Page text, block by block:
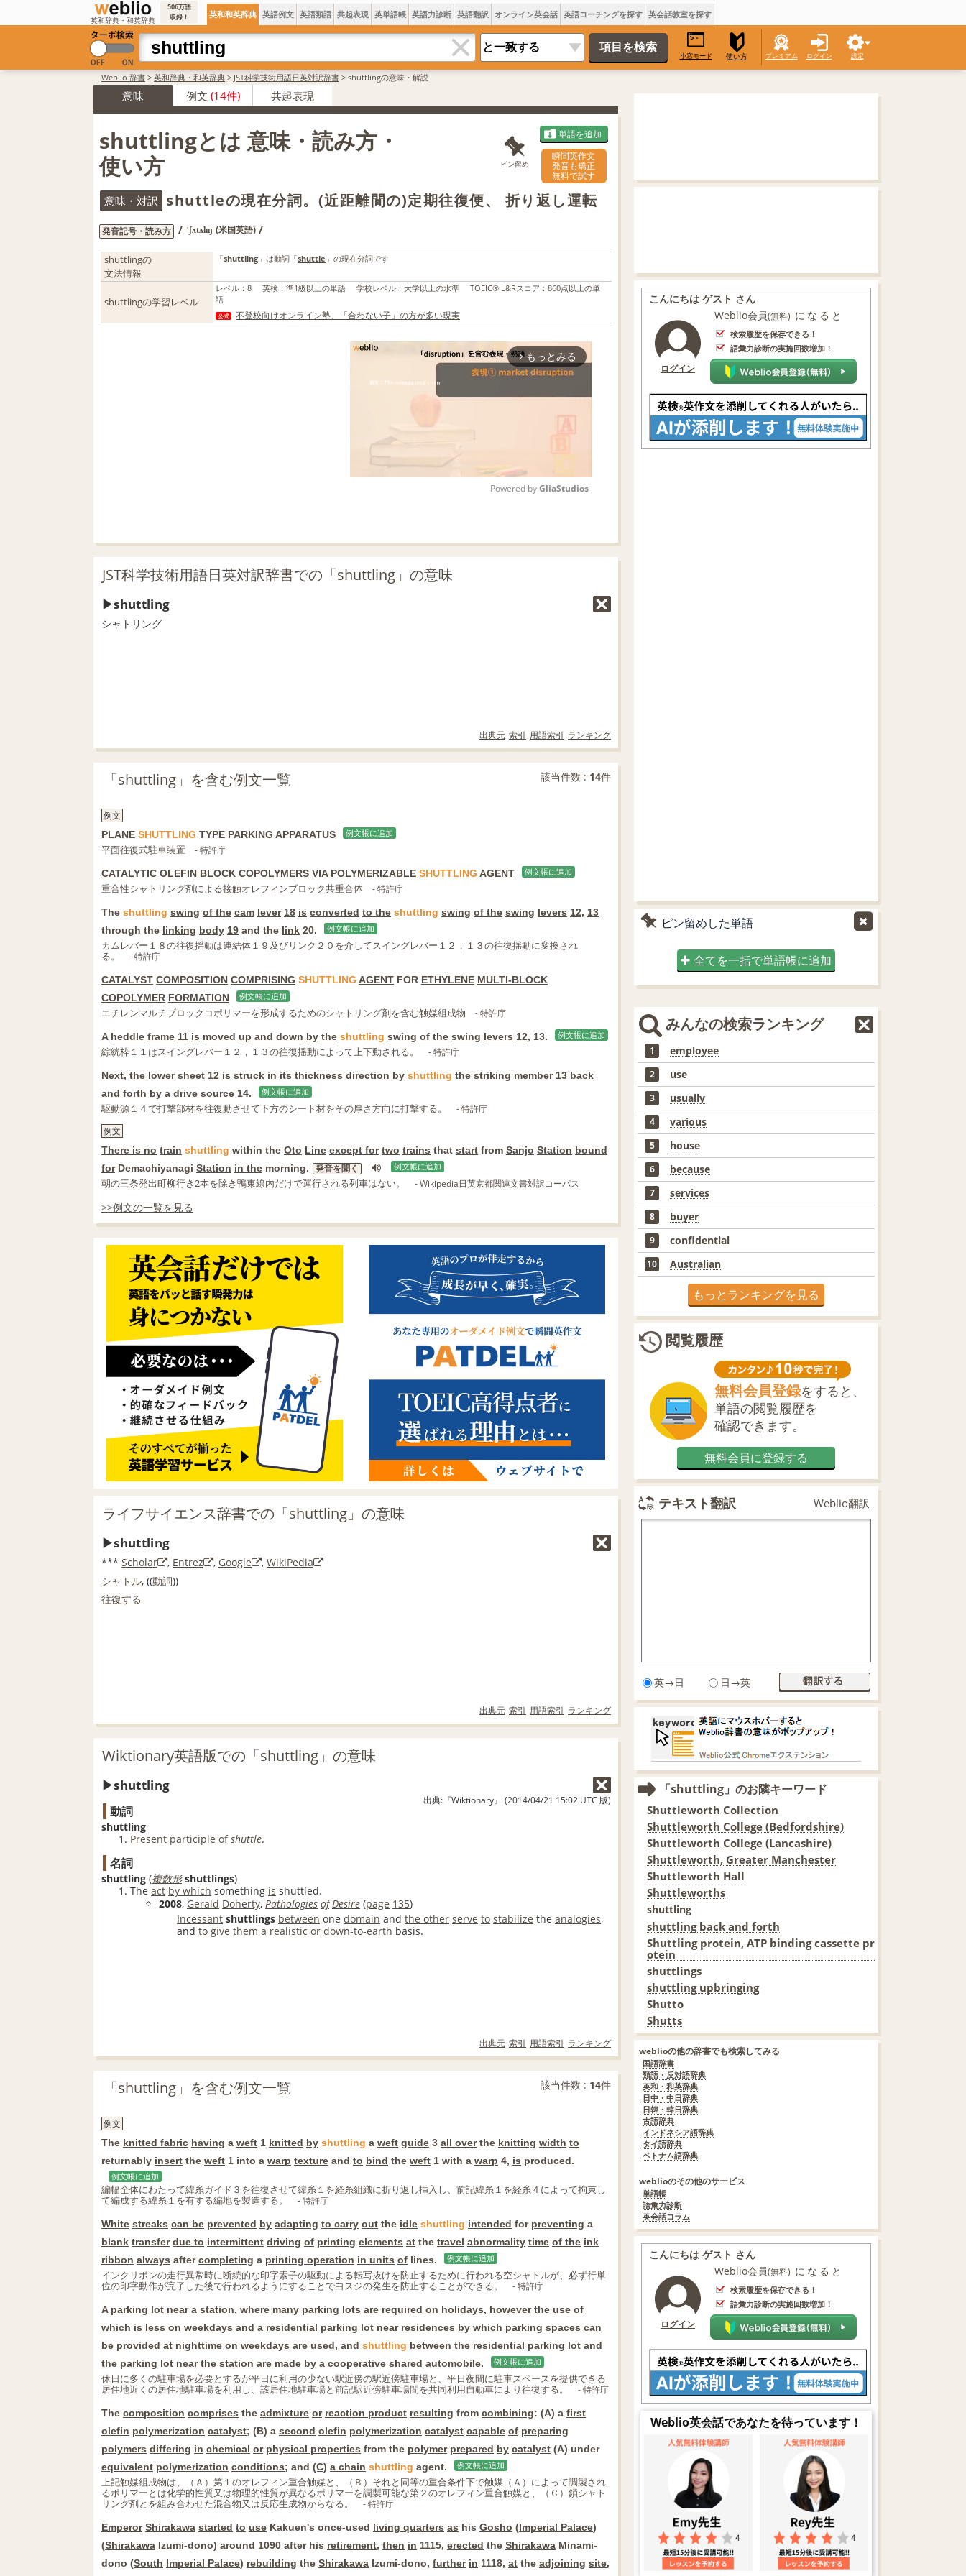
英和辞典・和英辞典
506万語
収録！
英和和英辞典 英語例文 英語類語 共起表現 英単語帳 英語力診断 英語翻訳 オンライン英会話 英語コーチングを探す 英会話教室を探す
小窓モード 使い方 プレミアム ログイン 設定
Weblio 辞書 > 英和辞典・和英辞典 > JST科学技術用語日英対訳辞書 > shuttlingの意味・解説
意味 例文 (14件) 共起表現
shuttlingとは 意味・読み方・
使い方
ピン留め
単語を追加
瞬間英作文
発音も矯正
無料で試す
意味・対訳 shuttleの現在分詞。(近距離間の)定期往復便、 折り返し運転
発音記号・読み方 / ˈʃʌtʌlɪŋ (米国英語) /
shuttlingの
文法情報
「shuttling 」は動詞「shuttle 」の現在分詞です
shuttlingの学習レベル
レベル ： 8 英検 ： 準1級以上の単語 学校レベル ： 大学以上の水準 TOEIC® L&Rスコア ： 860点以上の単
語
公式 不登校向けオンライン塾、「合わない子」の方が多い現実
arrow_forward_ios もっとみる
Powered by GliaStudios
JST科学技術用語日英対訳辞書での「shuttling」の意味
shuttling
シャトリング
出典元 索引 用語索引 ランキング
「shuttling」を含む例文一覧 該当件数 : 14件
例文
PLANE SHUTTLING TYPE PARKING APPARATUS 例文帳に追加
平面往復式駐車装置 - 特許庁
CATALYTIC OLEFIN BLOCK COPOLYMERS VIA POLYMERIZABLE SHUTTLING AGENT 例文帳に追加
重合性シャトリング剤による接触オレフィンブロック共重合体 - 特許庁
The shuttling swing of the cam lever 18 is converted to the shuttling swing of the swing levers 12, 13
through the linking body 19 and the link 20. 例文帳に追加
カムレバー１８の往復揺動は連結体１９及びリンク２０を介してスイングレバー１２，１３の往復揺動に変換され
る。
- 特許庁
CATALYST COMPOSITION COMPRISING SHUTTLING AGENT FOR ETHYLENE MULTI-BLOCK
COPOLYMER FORMATION 例文帳に追加
エチレンマルチブロックコポリマーを形成するためのシャトリング剤を含む触媒組成物 - 特許庁
A heddle frame 11 is moved up and down by the shuttling swing of the swing levers 12, 13. 例文帳に追加
綜絖枠１１はスイングレバー１２，１３の往復揺動によって上下動される。 - 特許庁
Next, the lower sheet 12 is struck in its thickness direction by shuttling the striking member 13 back
and forth by a drive source 14. 例文帳に追加
駆動源１４で打撃部材を往復動させて下方のシート材をその厚さ方向に打撃する。
- 特許庁
例文
There is no train shuttling within the Oto Line except for two trains that start from Sanjo Station bound
forDemachiyanagi Station in the morning. 発音を聞く 例文帳に追加
朝の三条発出町柳行き2本を除き鴨東線内だけで運行される列車はない。 - Wikipedia日英京都関連文書対訳コーパス
>>例文の一覧を見る
ライフサイエンス辞書での「shuttling」の意味
shuttling
*** Scholar , Entrez , Google , WikiPedia
シャトル, ((動詞))
往復する
出典元 索引 用語索引 ランキング
Wiktionary英語版での「shuttling」の意味
shuttling
出典:『Wiktionary』 (2014/04/21 15:02 UTC 版)
動詞
shuttling
Present participle of shuttle.
名詞
shuttling (複数形 shuttlings)
The act by which something is shuttled.
2008, Gerald Doherty, Pathologies of Desire (page 135)
Incessant shuttlings between one domain and the other serve to stabilize the analogies,
and to give them a realistic or down-to-earth basis.
出典元 索引 用語索引 ランキング
「shuttling」を含む例文一覧 該当件数 : 14件
例文
The knitted fabric having a weft 1 knitted by shuttling a weft guide 3 all overthe knitting width to
returnably insert the weft 1 into a warp texture and to bind the weft 1 with a warp 4, is produced.
例文帳に追加
編幅全体にわたって緯糸ガイド３を往復させて緯糸１を経糸組織に折り返し挿入し、前記緯糸１を経糸４によって拘束し
て編成する緯糸１を有する編地を製造する。
- 特許庁
White streaks can be prevented by adapting to carry out the idle shuttling intended for preventing a
blank transfer due to intermittent driving of printing elements at the travel abnormality time of the ink
ribbon always aftercompleting a printing operation in units of lines. 例文帳に追加
インクリボンの走行異常時に断続的な印字素子の駆動による転写抜けを防止するために行われる空シャトルが、必ず行単
位の印字動作が完了した後で行われるようにすることで白スジの発生を防止することができる。
- 特許庁
A parking lot neara station, where many parking lots are required on holidays, however the use of
which is less on weekdays and a residential parking lot near residences by which parking spaces can
be provided at nighttime on weekdays are used, and shuttling between the residential parking lot and
the parking lot near the station are made by a cooperative shared automobile. 例文帳に追加
休日に多くの駐車場を必要とするが平日に利用の少ない駅近傍の駅近傍駐車場と、平日夜間に駐車スペースを提供できる
居住地近くの居住地駐車場を利用し、該居住地駐車場と前記駅近傍駐車場間を共同利用自動車により往復する。
- 特許庁
The composition comprises the admixture or reaction product resulting from combining: (A) a first
olefin polymerization catalyst; (B) a second olefin polymerization catalyst capable of preparing
polymers differing in chemical or physical properties from the polymer prepared by catalyst (A) under
equivalent polymerization conditions; and (C) a chain shuttling agent. 例文帳に追加
上記触媒組成物は、（Ａ）第１のオレフィン重合触媒と、（Ｂ）それと同等の重合条件下で触媒（Ａ）によって調製され
るポリマーとは化学的性質又は物理的性質が異なるポリマーを調製可能な第２のオレフィン重合触媒と、（Ｃ）鎖シャト
リング剤とを組み合わせた混合物又は反応生成物からなる。
- 特許庁
Emperor Shirakawa started to use Kakuen's once-used living quarters as his Gosho (Imperial Palace)
(Shirakawa Izumi-dono) around 1090 after his retirement, then in 1115, erected the Shirakawa Minami-
dono (South Imperial Palace) rebuilding the Shirakawa Izumi-dono, further in 1118, at the adjoining site,
こんにちは ゲスト さん
ログイン
Weblio会員(無料) になると
検索履歴を保存できる！
語彙力診断の実施回数増加！
ピン留めした単語
全てを一括で単語帳に追加
みんなの検索ランキング
1 employee
2 use
3 usually
4 various
5 house
6 because
7 services
8 buyer
9 confidential
10 Australian
もっとランキングを見る
閲覧履歴
無料会員登録をすると、
単語の閲覧履歴を
確認できます。
無料会員に登録する
テキスト翻訳 Weblio翻訳
英→日 日→英
「shuttling」のお隣キーワード
Shuttleworth Collection
Shuttleworth College (Bedfordshire)
Shuttleworth College (Lancashire)
Shuttleworth, Greater Manchester
Shuttleworth Hall
Shuttleworths
shuttling
shuttling back and forth
Shuttling protein, ATP binding cassette pr
otein
shuttlings
shuttling upbringing
Shutto
Shutts
weblioの他の辞書でも検索してみる
国語辞書
類語・反対語辞典
英和・和英辞典
日中・中日辞典
日韓・韓日辞典
古語辞典
インドネシア語辞典
タイ語辞典
ベトナム語辞典
weblioのその他のサービス
単語帳
語彙力診断
英会話コラム
こんにちは ゲスト さん
ログイン
Weblio会員(無料) になると
検索履歴を保存できる！
語彙力診断の実施回数増加！
Weblio英会話であなたを待っています！